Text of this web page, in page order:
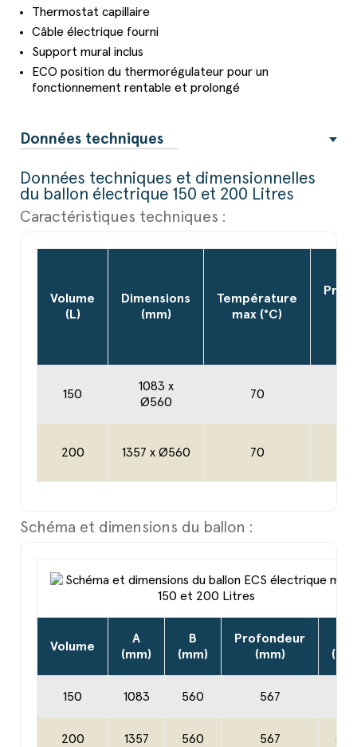
Thermostat capillaire
Câble électrique fourni
Support mural inclus
ECO position du thermorégulateur pour un
fonctionnement rentable et prolongé
Données techniques
Données techniques et dimensionnelles
du ballon électrique 150 et 200 Litres
Caractéristiques techniques :
Volume
(L)
Dimensions
(mm)
Température
max (°C)
150
1083 x
Ø560
70
200 1357 x Ø560 70
Schéma et dimensions du ballon :
Volume
A
(mm)
B
(mm)
Profondeur
(mm)
150 1083 560 567
200 1357 560 567